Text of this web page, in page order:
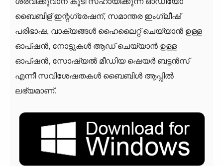
ബൈബിള് ഇന്റഗ്രേഷന്, സമാന്തര ഇംഗ്ലീഷ്
പരിഭാഷ, വാക്യങ്ങള്‍ ഹൈലൈറ്റ് ചെയ്യാന്‍ ഉള്ള
ഓപ്ഷന്‍, നോട്ടുകള്‍ ആഡ് ചെയ്യാന്‍ ഉള്ള
ഓപ്ഷന്‍, സോഷ്യല്‍ മീഡിയ ഷെയര്‍ ബട്ടന്‍സ്
എന്നീ സവിശേഷതകള്‍ ബൈബിൾ ആപ്പില്‍
ലഭ്യമാണ്.